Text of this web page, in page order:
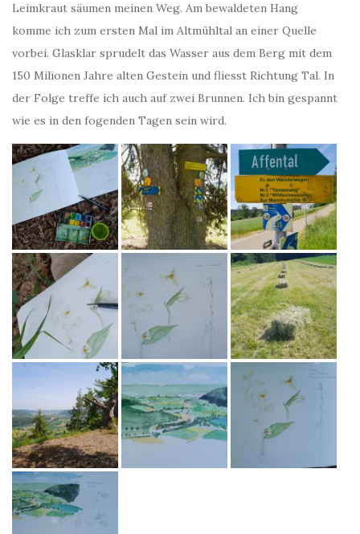
Leimkraut säumen meinen Weg. Am bewaldeten Hang
komme ich zum ersten Mal im Altmühltal an einer Quelle
vorbei. Glasklar sprudelt das Wasser aus dem Berg mit dem
150 Milionen Jahre alten Gestein und fliesst Richtung Tal. In
der Folge treffe ich auch auf zwei Brunnen. Ich bin gespannt
wie es in den fogenden Tagen sein wird.